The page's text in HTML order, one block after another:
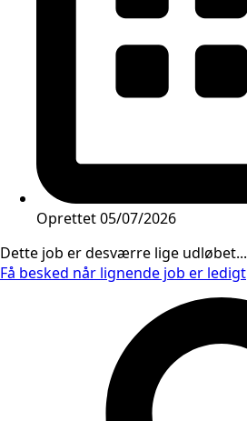
Oprettet05/07/2026
Dette job er desværre lige udløbet...
Få besked når lignende job er ledigt